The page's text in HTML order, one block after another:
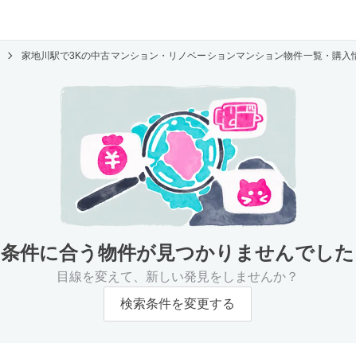
家地川駅で3Kの中古マンション・リノベーションマンション物件一覧・購入
条件に合う物件が見つかりませんでした
目線を変えて、新しい発見をしませんか？
検索条件を変更する